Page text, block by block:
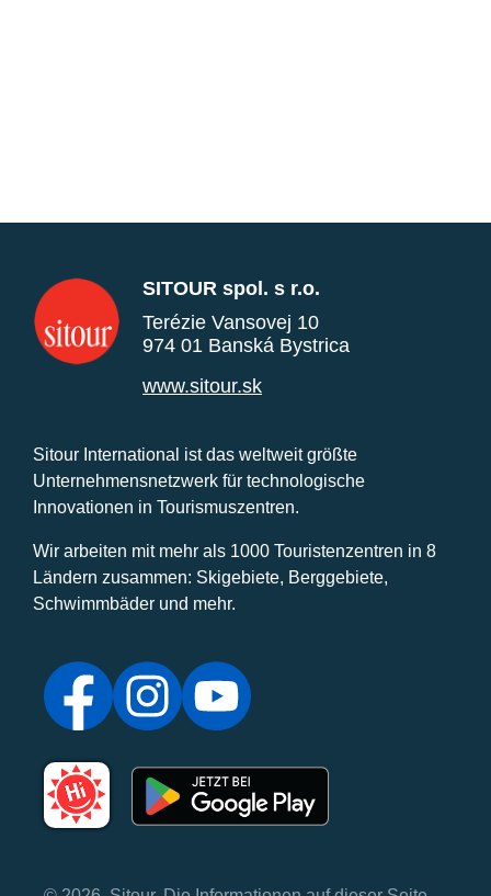
SITOUR spol. s r.o.
Terézie Vansovej 10
974 01 Banská Bystrica
www.sitour.sk
Sitour International ist das weltweit größte
Unternehmensnetzwerk für technologische
Innovationen in Tourismuszentren.
Wir arbeiten mit mehr als 1000 Touristenzentren in 8
Ländern zusammen: Skigebiete, Berggebiete,
Schwimmbäder und mehr.